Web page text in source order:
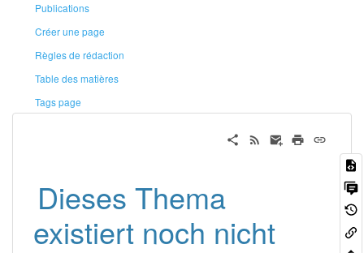
Publications
Créer une page
Règles de rédaction
Table des matières
Tags page
Dieses Thema
existiert noch nicht